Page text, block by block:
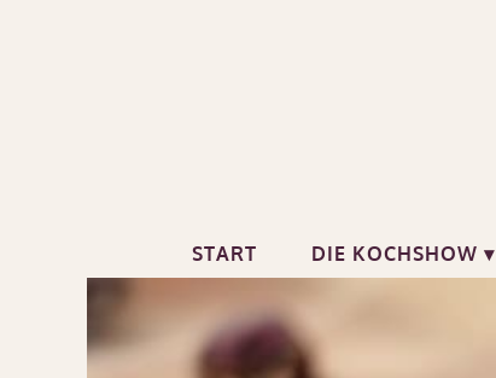
START DIE KOCHSHOW ▾